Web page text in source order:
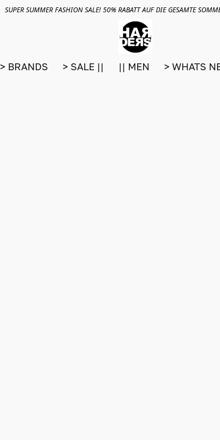
SUPER SUMMER FASHION SALE! 50% RABATT AUF DIE GESAMTE
> BRANDS > SALE || || MEN > WHATS